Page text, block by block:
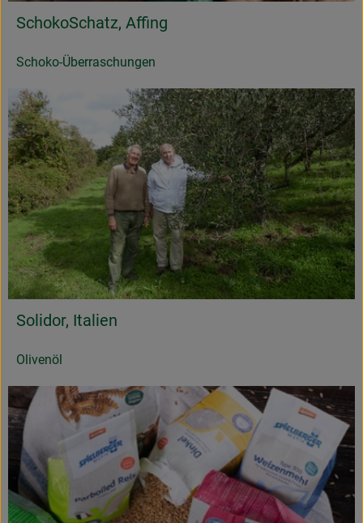
SchokoSchatz, Affing
Schoko-Überraschungen
Solidor, Italien
Olivenöl